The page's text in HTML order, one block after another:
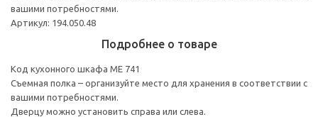
вашими потребностями.
Артикул: 194.050.48
Подробнее о товаре
Код кухонного шкафа ME 741
Съемная полка – организуйте место для хранения в соответствии с
вашими потребностями.
Дверцу можно установить справа или слева.